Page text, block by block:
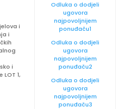
i
i
i
1,
Odluka o dodjeli
ugovora
najpovoljnijem
ponuđaču1
Odluka o dodjeli
ugovora
najpovoljnijem
ponuđaču2
Odluka o dodjeli
ugovora
najpovoljnijem
ponuđaču3